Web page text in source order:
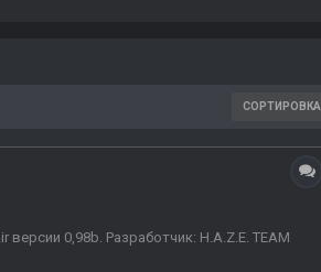
СОРТИРОВКА
версии 0,98b. Разработчик: H.A.Z.E. TEAM